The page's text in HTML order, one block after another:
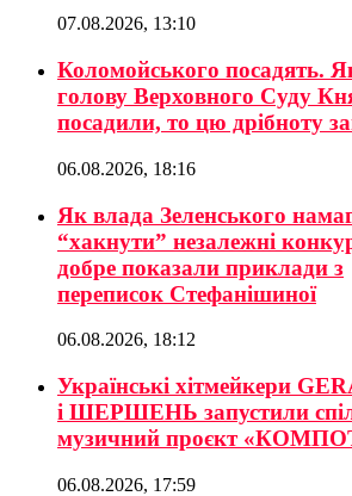
07.08.2026, 13:10
Коломойського посадять.
голову Верховного Суду
посадили, то цю дрібноту
06.08.2026, 18:16
Як влада Зеленського
“хакнути” незалежні
добре показали приклади з
переписок Стефанішиної
06.08.2026, 18:12
Українські хітмейкери
і ШЕРШЕНЬ запустили
музичний проєкт
06.08.2026, 17:59